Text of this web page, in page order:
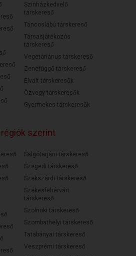
Színházkedvelő
társkereső
Táncoslábú társkereső
Társasjátékozós
társkereső
Vegetáriánus társkereső
Zenefüggő társkereső
Elvált társkeresők
Özvegy társkeresők
Gyermekes társkeresők
szerint
Salgótarjáni társkereső
Szegedi társkereső
Szekszárdi társkereső
Székesfehérvári
társkereső
Szolnoki társkereső
Szombathelyi társkereső
Tatabányai társkereső
Veszprémi társkereső